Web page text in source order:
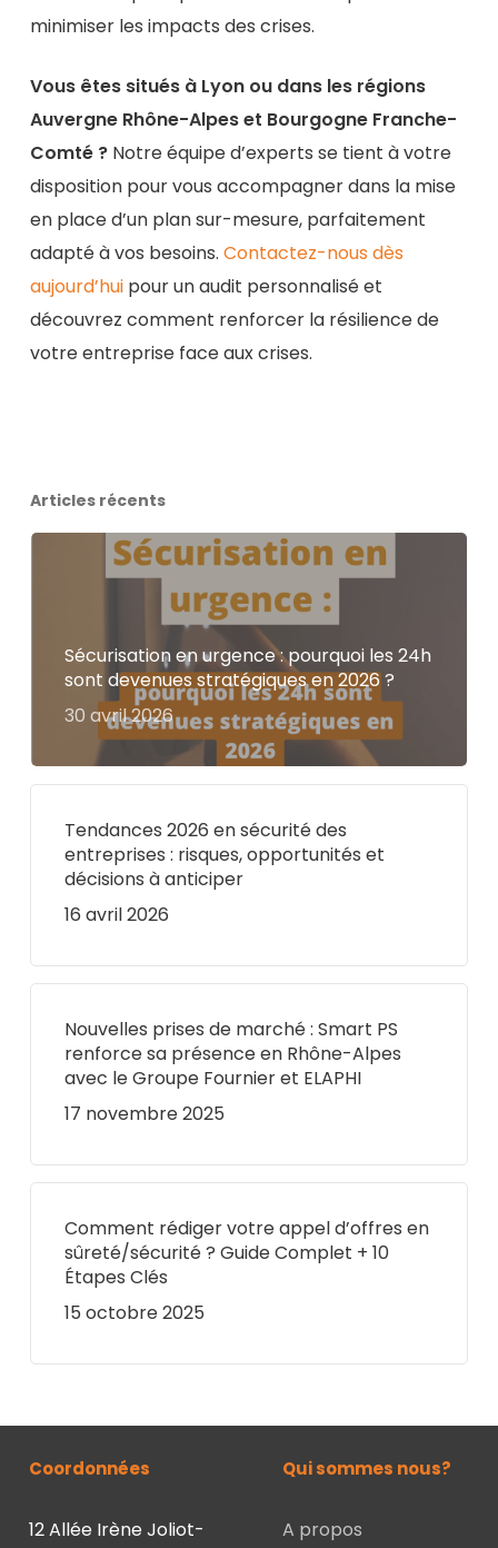
minimiser les impacts des crises.
Vous êtes situés à Lyon ou dans les régions
Auvergne Rhône-Alpes et Bourgogne Franche-
Comté ?Notre équipe d’experts se tient à votre
disposition pour vous accompagner dans la mise
en place d’un plan sur-mesure, parfaitement
adapté à vos besoins. Contactez-nous dès
aujourd’huipour un audit personnalisé et
découvrez comment renforcer la résilience de
votre entreprise face aux crises.
Articles récents
Sécurisation en urgence : pourquoi les 24h
sont devenues stratégiques en 2026 ?
30 avril 2026
Tendances 2026 en sécurité des
entreprises : risques, opportunités et
décisions à anticiper
16 avril 2026
Nouvelles prises de marché : Smart PS
renforce sa présence en Rhône-Alpes
avec le Groupe Fournier et ELAPHI
17 novembre 2025
Comment rédiger votre appel d’offres en
sûreté/sécurité ? Guide Complet + 10
Étapes Clés
15 octobre 2025
Coordonnées
12 Allée Irène Joliot-
Qui sommes nous?
A propos